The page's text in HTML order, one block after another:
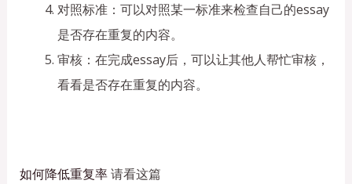
对照标准：可以对照某一标准来检查自己的essay
是否存在重复的内容。
审核：在完成essay后，可以让其他人帮忙审核，
看看是否存在重复的内容。
如何降低重复率请看这篇